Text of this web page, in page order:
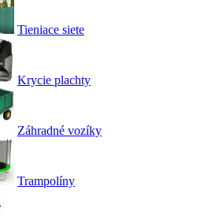
Tieniace siete
Krycie plachty
Záhradné vozíky
Trampolíny